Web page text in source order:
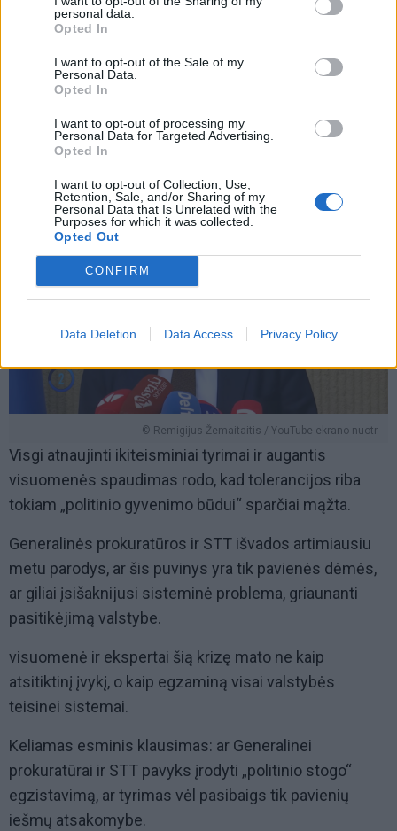
personal data.
Opted In
I want to opt-out of the Sale of my
Personal Data.
Opted In
I want to opt-out of processing my
Personal Data for Targeted Advertising.
Opted In
I want to opt-out of Collection, Use,
Retention, Sale, and/or Sharing of my
Personal Data that Is Unrelated with the
Purposes for which it was collected.
Opted Out
CONFIRM
Data Deletion Data Access Privacy Policy
santaupų būtent tą dieną, kai įsinešė lėšas į banką.
Skaidrumas prieš sisteminį įpratimą
Šie įvykiai rodo, kad Lietuvoje vis dar gajus požiūris,
jog grynieji pinigai ir neformalūs ryšiai yra „laisvės ir
nepriklausomumo“ ženklas, kaip teigia R. Žemaitaitis.
© Remigijus Žemaitaitis / YouTube ekrano nuotr.
Visgi atnaujinti ikiteisminiai tyrimai ir augantis
visuomenės spaudimas rodo, kad tolerancijos riba
tokiam „politinio gyvenimo būdui“ sparčiai mąžta.
Generalinės prokuratūros ir STT išvados artimiausiu
metu parodys, ar šis puvinys yra tik pavienės dėmės,
ar giliai įsišaknijusi sisteminė problema, griaunanti
pasitikėjimą valstybe.
visuomenė ir ekspertai šią krizę mato ne kaip
atsitiktinį įvykį, o kaip egzaminą visai valstybės
teisinei sistemai.
Keliamas esminis klausimas: ar Generalinei
prokuratūrai ir STT pavyks įrodyti „politinio stogo“
egzistavimą, ar tyrimas vėl pasibaigs tik pavienių
iešmų atsakomybe.